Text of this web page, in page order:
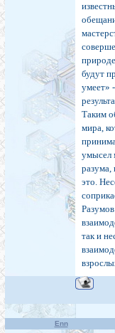
будут
умеет»
Таким
мира,
умысел
разума,
это.
так и
Enn